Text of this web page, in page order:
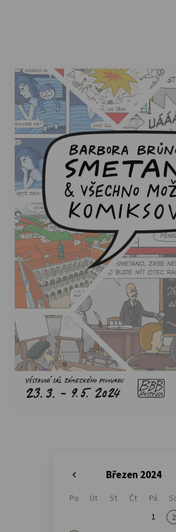
Březen 2024
Po Út St Čt Pá
1
2